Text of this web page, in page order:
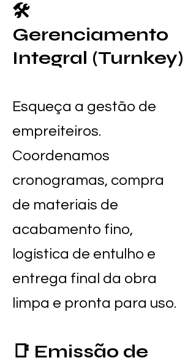
🛠️
Gerenciamento
Integral (Turnkey)
Esqueça a gestão de
empreiteiros.
Coordenamos
cronogramas, compra
de materiais de
acabamento fino,
logística de entulho e
entrega final da obra
limpa e pronta para uso.
📑 Emissão de